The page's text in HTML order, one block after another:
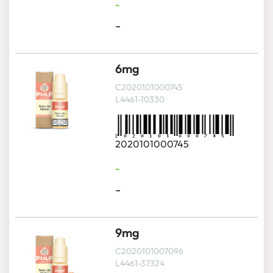
-
-
6mg
C2020101000745
L4461-10330
2020101000745
-
-
9mg
C2020101007096
L4461-37324